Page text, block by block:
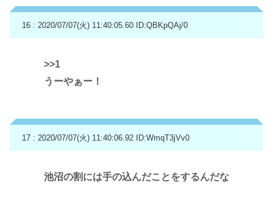
16 : 2020/07/07(火) 11:40:05.60 ID:QBKpQAj/0
>>1
うーやぁー！
17 : 2020/07/07(火) 11:40:06.92 ID:WmqT3jVv0
池沼の割には手の込んだことをするんだな